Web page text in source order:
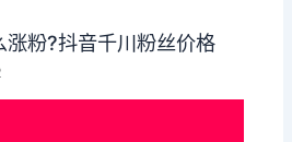
涨粉?抖音千川粉丝价格